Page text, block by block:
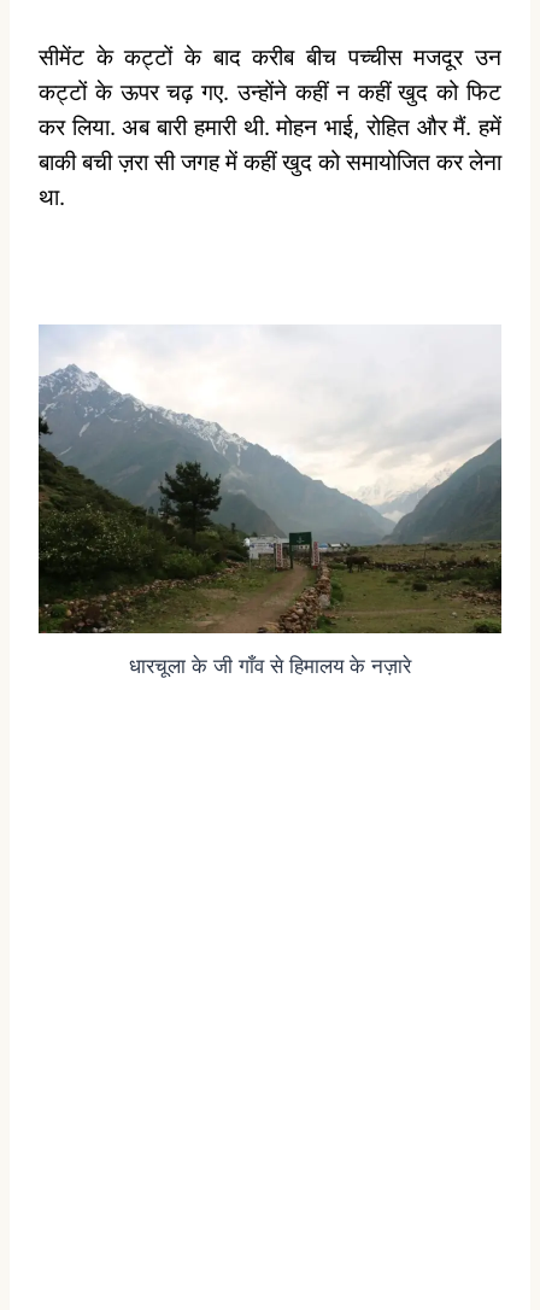
सीमेंट के कट्टों के बाद करीब बीच पच्चीस मजदूर उन
कट्टों के ऊपर चढ़ गए. उन्होंने कहीं न कहीं खुद को फिट
कर लिया. अब बारी हमारी थी. मोहन भाई, रोहित और मैं. हमें
बाकी बची ज़रा सी जगह में कहीं खुद को समायोजित कर लेना
था.
धारचूला के जी गाँव से हिमालय के नज़ारे